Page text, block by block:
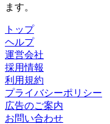
ます。
トップ
ヘルプ
運営会社
採用情報
利用規約
プライバシーポリシー
広告のご案内
お問い合わせ